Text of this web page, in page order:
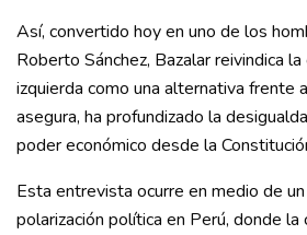
Así, convertido hoy en uno de los
Roberto Sánchez, Bazalar reivindica
izquierda como una alternativa frente
asegura, ha profundizado la
poder económico desde la
Esta entrevista ocurre en medio de
polarización política en Perú, donde